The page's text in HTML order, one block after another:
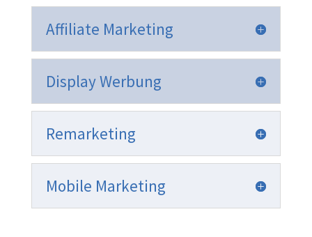
Affiliate Marketing
Display Werbung
Remarketing
Mobile Marketing